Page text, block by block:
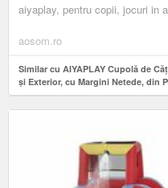
aiyaplay, pentru copii, jocuri in
aosom.ro
Similar cu AIYAPLAY Cupolă de
și Exterior, cu Margini Netede, din
Violet | Aosom Romania